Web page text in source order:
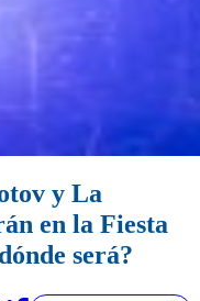
y La
en la Fiesta
será?